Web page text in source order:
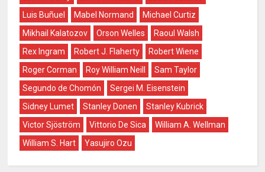
Luis Buñuel
Mabel Normand
Michael Curtiz
Mikhail Kalatozov
Orson Welles
Raoul Walsh
Rex Ingram
Robert J. Flaherty
Robert Wiene
Roger Corman
Roy William Neill
Sam Taylor
Segundo de Chomón
Sergei M. Eisenstein
Sidney Lumet
Stanley Donen
Stanley Kubrick
Victor Sjöström
Vittorio De Sica
William A. Wellman
William S. Hart
Yasujiro Ozu